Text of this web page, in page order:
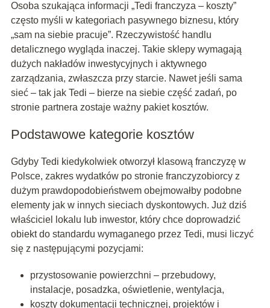
Osoba szukająca informacji „Tedi franczyza – koszty”
często myśli w kategoriach pasywnego biznesu, który
„sam na siebie pracuje”. Rzeczywistość handlu
detalicznego wygląda inaczej. Takie sklepy wymagają
dużych nakładów inwestycyjnych i aktywnego
zarządzania, zwłaszcza przy starcie. Nawet jeśli sama
sieć – tak jak Tedi – bierze na siebie część zadań, po
stronie partnera zostaje ważny pakiet kosztów.
Podstawowe kategorie kosztów
Gdyby Tedi kiedykolwiek otworzył klasową franczyzę w
Polsce, zakres wydatków po stronie franczyzobiorcy z
dużym prawdopodobieństwem obejmowałby podobne
elementy jak w innych sieciach dyskontowych. Już dziś
właściciel lokalu lub inwestor, który chce doprowadzić
obiekt do standardu wymaganego przez Tedi, musi liczyć
się z następującymi pozycjami:
przystosowanie powierzchni – przebudowy,
instalacje, posadzka, oświetlenie, wentylacja,
koszty dokumentacji technicznej, projektów i